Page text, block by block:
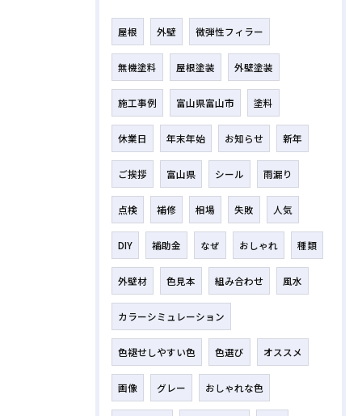
屋根 外壁 微弾性フィラー
無機塗料 屋根塗装 外壁塗装
施工事例 富山県富山市 塗料
休業日 年末年始 お知らせ 新年
ご挨拶 富山県 シール 雨漏り
点検 補修 相場 失敗 人気
DIY 補助金 なぜ おしゃれ 種類
外壁材 色見本 組み合わせ 風水
カラーシミュレーション
色褪せしやすい色 色選び オススメ
画像 グレー おしゃれな色